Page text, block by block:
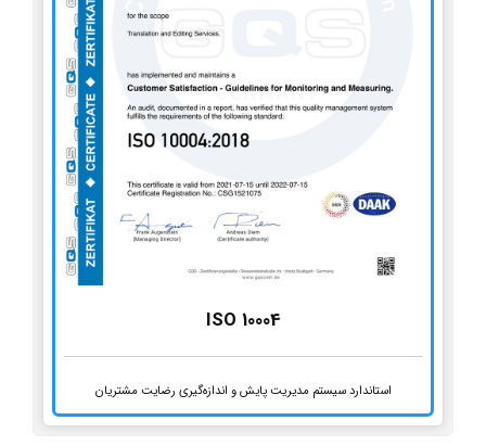
ISO 10004
استاندارد سیستم مدیریت پایش و اندازه‌گیری رضایت مشتریان